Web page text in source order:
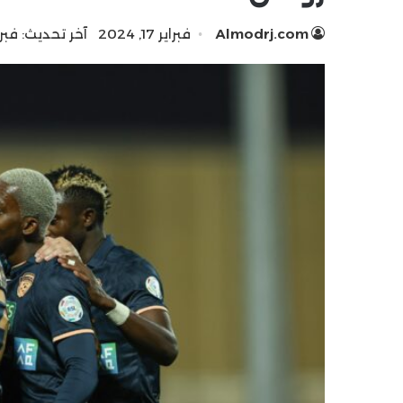
Almodrj.com فبراير 17, 2024 آخر تحديث: فبراير